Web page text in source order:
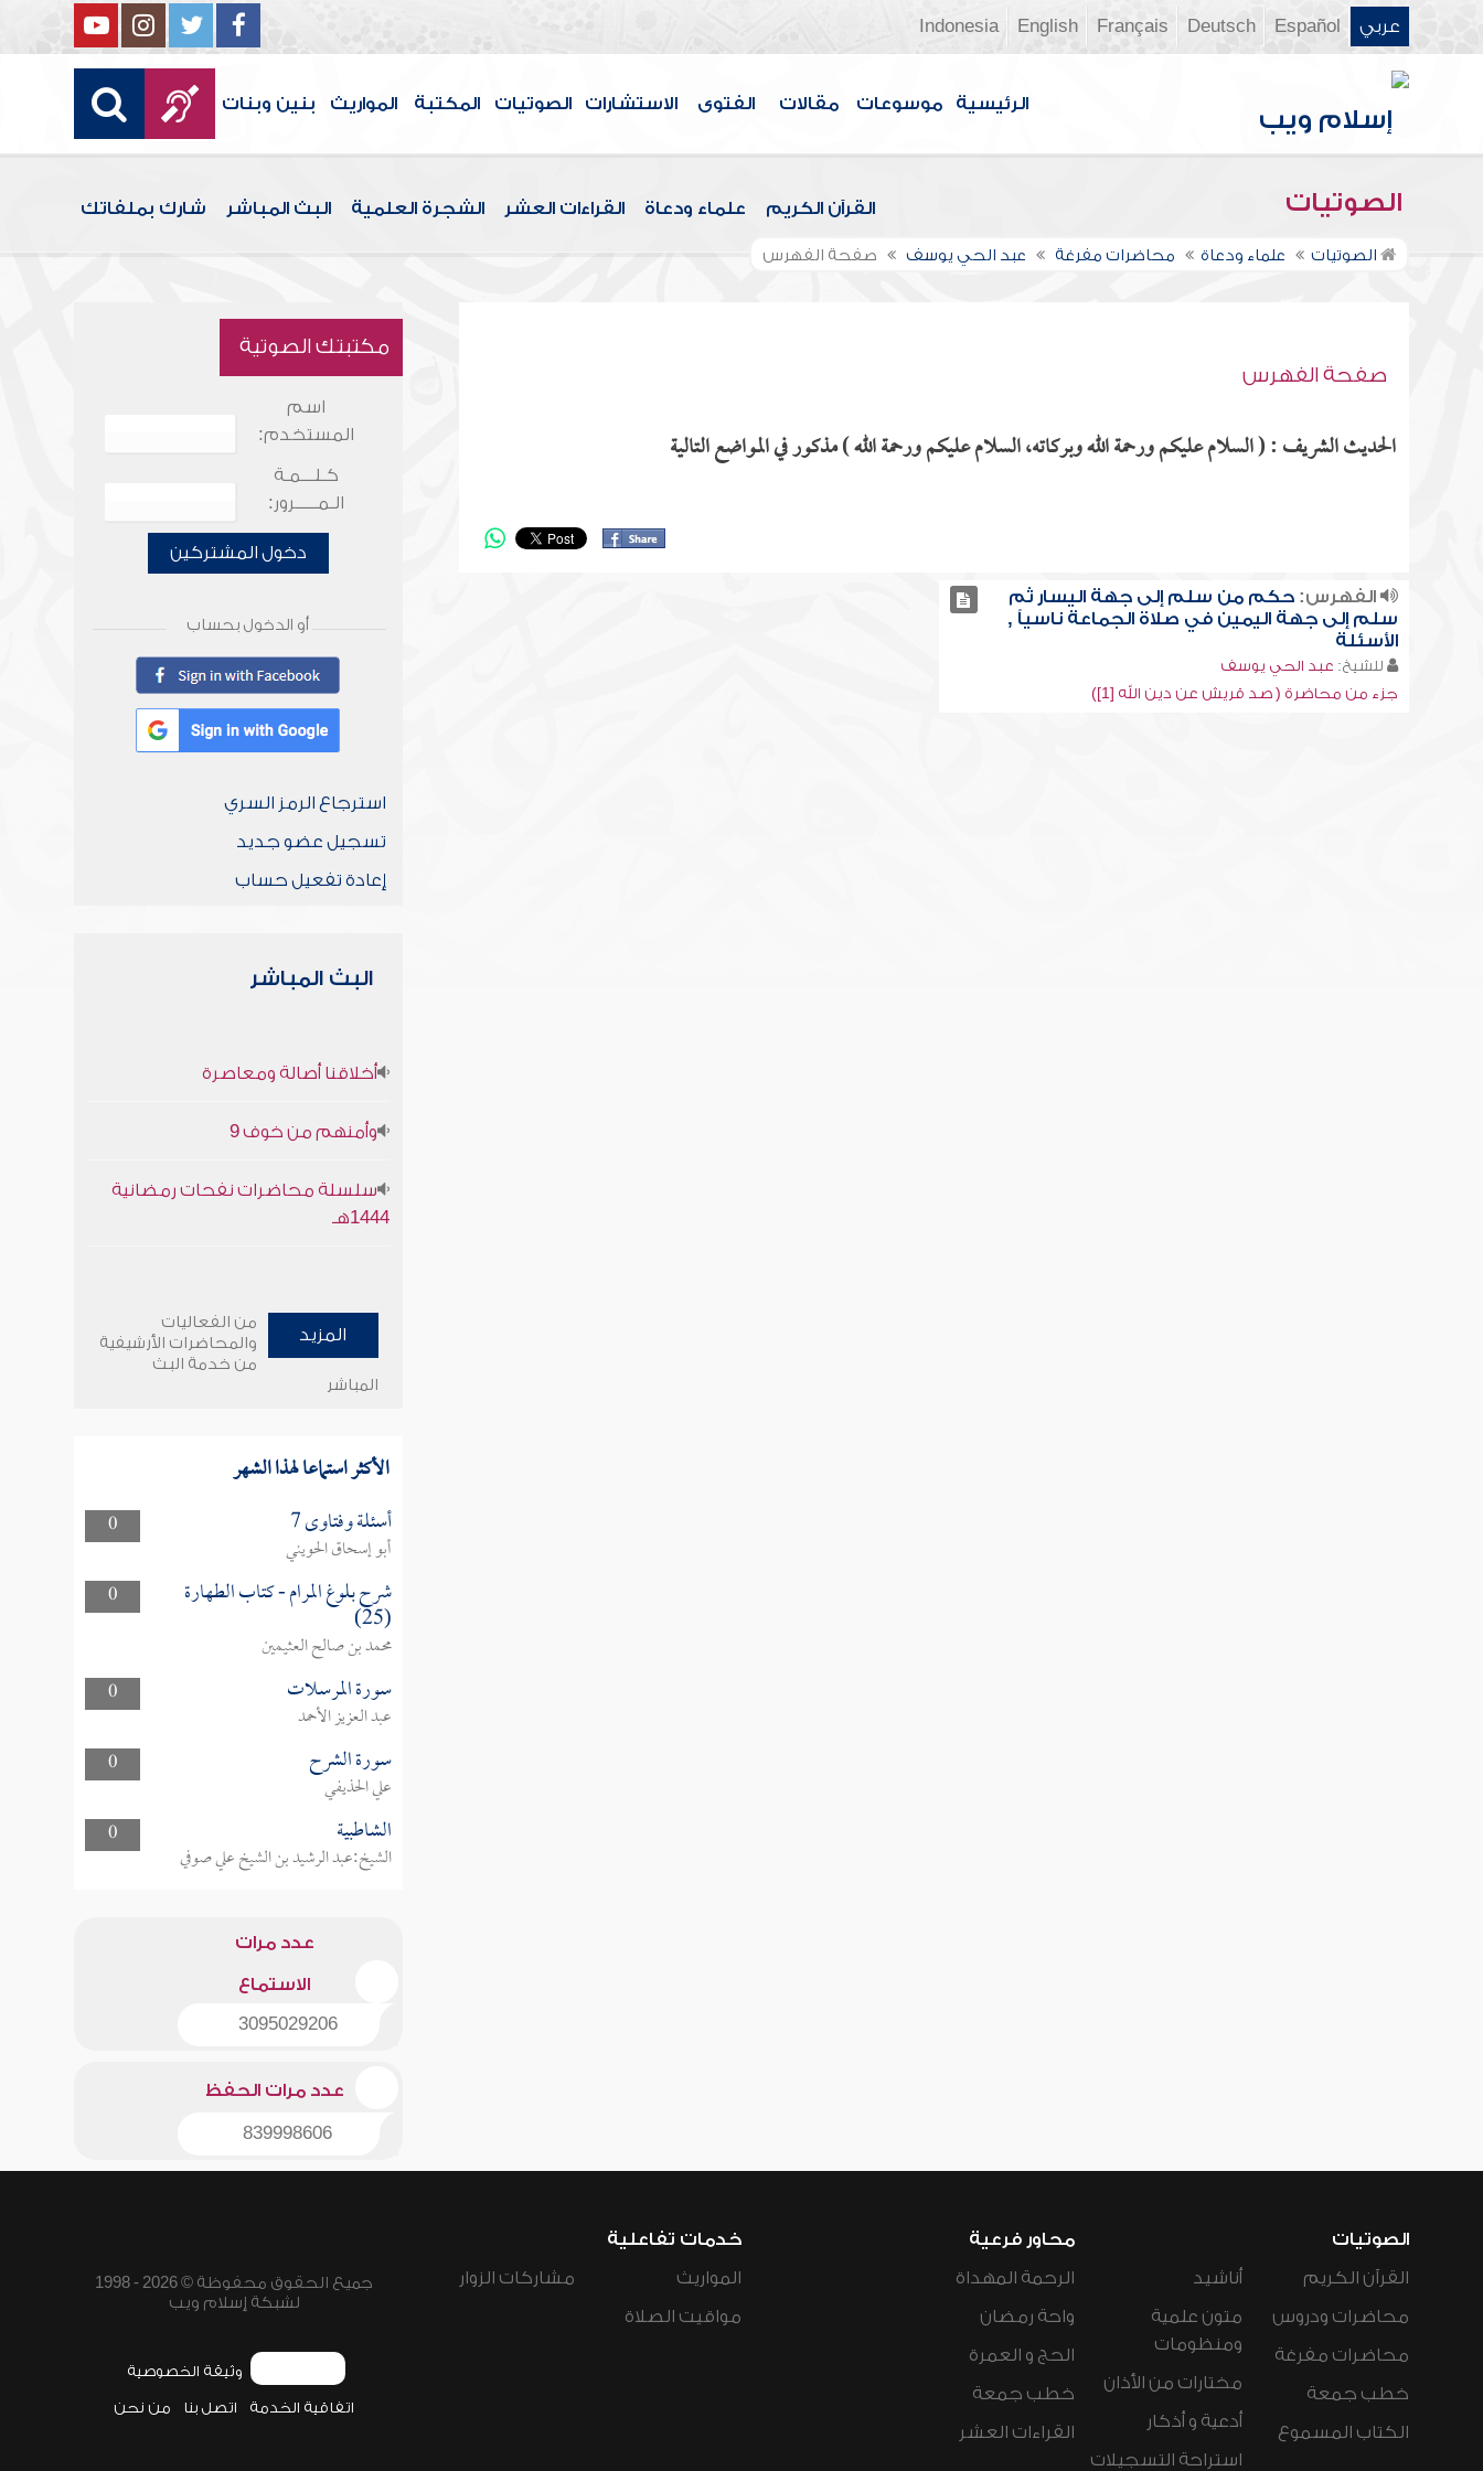
عربي Español
Deutsch
Français
English
Indonesia
الرئيسية موسوعات مقالات الفتوى الاستشارات الصوتيات المكتبة المواريث بنين وبنات
الصوتيات القرآن الكريم علماء ودعاة القراءات العشر الشجرة العلمية البث المباشر شارك بملفاتك
الصوتيات علماء ودعاة محاضرات مفرغة عبد الحي يوسف صفحة الفهرس
صفحة الفهرس
الحديث الشريف : ( السلام عليكم ورحمة الله وبركاته، السلام عليكم ورحمة الله ) مذكور في المواضع التالية
الفهرس:حكم من سلم إلى جهة اليسار ثم
سلم إلى جهة اليمين في صلاة الجماعة ناسياً ,
الأسئلة
للشيخ: عبد الحي يوسف
جزء من محاضرة ( صد قريش عن دين الله [1])
مكتبتك الصوتية
اسم
المستخدم:
كـلـــمـة
الـمـــــرور:
دخول المشتركين
أو الدخول بحساب
استرجاع الرمز السري
تسجيل عضو جديد
إعادة تفعيل حساب
البث المباشر
أخلاقنا أصالة ومعاصرة
وأمنهم من خوف 9
سلسلة محاضرات نفحات رمضانية
1444هـ
المزيد
من الفعاليات
والمحاضرات الأرشيفية
من خدمة البث
المباشر
الأكثر استماعا لهذا الشهر
0 أسئلة وفتاوى 7
أبو إسحاق الحويني
0
شرح بلوغ المرام - كتاب الطهارة
(25)
محمد بن صالح العثيمين
0
سورة المرسلات
عبد العزيز الأحمد
0
سورة الشرح
علي الحذيفي
0
الشاطبية
الشيخ:عبد الرشيد بن الشيخ علي صوفي
عدد مرات
الاستماع
3095029206
عدد مرات الحفظ
839998606
الصوتيات
القرآن الكريم
محاضرات ودروس
محاضرات مفرغة
خطب جمعة
الكتاب المسموع
أناشيد
متون علمية
ومنظومات
مختارات من الأذان
أدعية و أذكار
استراحة التسجيلات
محاور فرعية
الرحمة المهداة
واحة رمضان
الحج و العمرة
خطب جمعة
القراءات العشر
خدمات تفاعلية
المواريث
مواقيت الصلاة
مشاركات الزوار
جميع الحقوق محفوظة © 2026 - 1998
لشبكة إسلام ويب
وثيقة الخصوصية
اتفاقية الخدمة اتصل بنا من نحن